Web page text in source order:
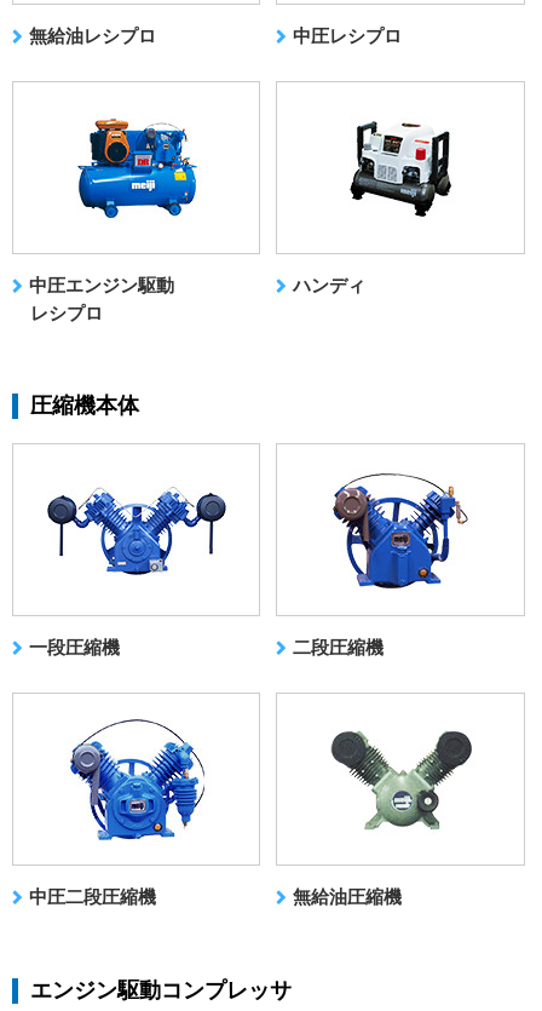
無給油レシプロ 中圧レシプロ
中圧エンジン駆動
レシプロ
ハンディ
圧縮機本体
一段圧縮機 二段圧縮機
中圧二段圧縮機 無給油圧縮機
エンジン駆動コンプレッサ